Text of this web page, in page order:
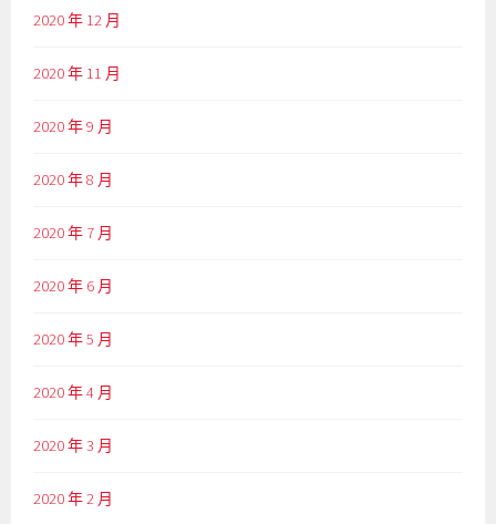
2020 年 12 月
2020 年 11 月
2020 年 9 月
2020 年 8 月
2020 年 7 月
2020 年 6 月
2020 年 5 月
2020 年 4 月
2020 年 3 月
2020 年 2 月